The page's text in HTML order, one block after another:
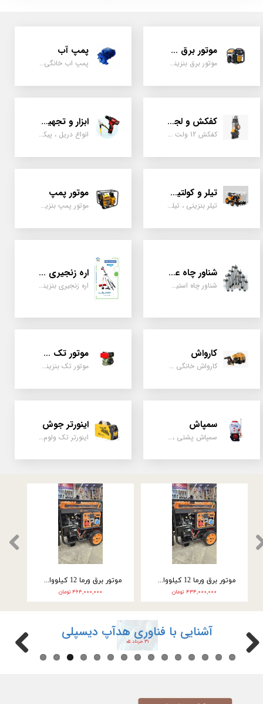
★ ★
موتور برق و ژنراتور
موتور برق بنزینی، دیزلی ، گازی ، سه گانه سوز
پمپ آب
پمپ اب خانگی، بشقابی ، جتی ، دو پروانه کشاورزی
کفکش و لجن کش
کفکش 12 ولت ، 220 ولت ، یک اینچ به بالا لجن کش کاتردار، لجن کش چدنی
ابزار و تجهیزات
انواع دریل ، پیکور، ابزارالات، سیل مکانیکی، قطعات پمپ
تیلر و کولتیواتور
تیلر بنزینی ، تیلر دیزل، تیلر چهار چرخ، تیلر مزرعه و کشاورزی
موتور پمپ
موتور پمپ بنزینی، دیزلی، نفتی ، یک اینچ به بالا
شناور چاه عمیق
شناور چاه استیل ، تک فاز و سه فاز، یک اینچ به بالا
اره زنجیری / علفتراش
اره زنجیری بنزینی ، علفتراش دو زمانه و چهار زمانه ، دوشی و پشتی
کارواش
کارواش خانگی و صنعتی و نیمه صنعتی
موتور تک سیلندر
موتور تک بنزینی ، دیزلی، کارتینگی ، تیلری
سمپاش
سمپاش پشتی ، زمبه ای ، فرغونی ، دستی ، موتوری
اینورتر جوش
اینورتر تک ولوم و دو ولوم امپر بالا
موتور برق ورما 12 کیلووات سه گانه سوز سه فاز VM28000E3-2F
۴۶۴,۰۰۰,۰۰۰ تومان
موتور برق ورما 12 کیلووات سه گانه سوز VM28000E3
۴۳۴,۰۰۰,۰۰۰ تومان
آشنایی با فناوری هدآپ دیسپلی
۳۱ خرداد ۰۵